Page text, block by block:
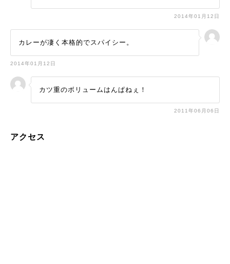
2014年01月12日
カレーが凄く本格的でスパイシー。
2014年01月12日
カツ重のボリュームはんぱねぇ！
2011年06月06日
アクセス